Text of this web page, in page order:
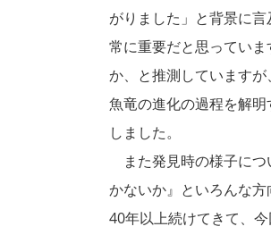
がりました」と背景に
常に重要だと思ってい
か、と推測しています
魚竜の進化の過程を解
しました。
また発見時の様子につ
かないか』といろんな
40年以上続けてきて、